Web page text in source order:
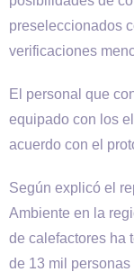
preseleccionados
verificaciones
El personal que
equipado con los
acuerdo con el
Según explicó el
Ambiente en la
de calefactores ha
de 13 mil